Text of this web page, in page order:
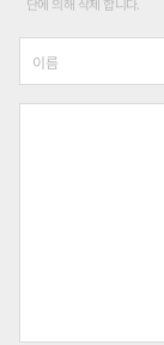
단에 의해 삭제 합니다.